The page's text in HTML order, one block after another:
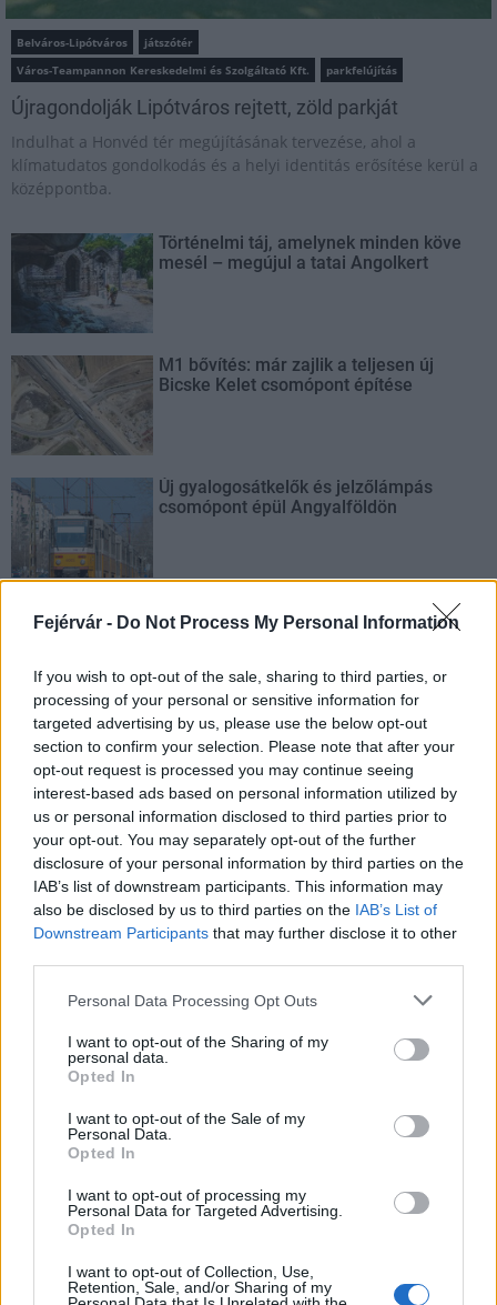
Fejérvár - Do Not Process My Personal Information
If you wish to opt-out of the sale, sharing to third parties, or
processing of your personal or sensitive information for
targeted advertising by us, please use the below opt-out
section to confirm your selection. Please note that after your
opt-out request is processed you may continue seeing
interest-based ads based on personal information utilized by
us or personal information disclosed to third parties prior to
your opt-out. You may separately opt-out of the further
disclosure of your personal information by third parties on the
IAB’s list of downstream participants. This information may
also be disclosed by us to third parties on the IAB’s List of
Downstream Participants that may further disclose it to other
Please note that this website/app uses one or more Google
not limited to your visit or usage behaviour. You may click to
grant or deny consent to Google and its third-party tags to
use your data for below specified purposes in below Google
consent section.
Personal Data Processing Opt Outs
I want to opt-out of the Sharing of my
personal data.
Opted In
I want to opt-out of the Sale of my
Personal Data.
Opted In
I want to opt-out of processing my
Personal Data for Targeted Advertising.
Opted In
I want to opt-out of Collection, Use,
Retention, Sale, and/or Sharing of my
Belváros-Lipótváros
játszótér
Város-Teampannon Kereskedelmi és Szolgáltató Kft.
parkfelújítás
Újragondolják Lipótváros rejtett, zöld parkját
Indulhat a Honvéd tér megújításának tervezése, ahol a
klímatudatos gondolkodás és a helyi identitás erősítése kerül a
középpontba.
Történelmi táj, amelynek minden köve
mesél – megújul a tatai Angolkert
M1 bővítés: már zajlik a teljesen új
Bicske Kelet csomópont építése
Új gyalogosátkelők és jelzőlámpás
csomópont épül Angyalföldön
Hódmezővásárhely jó hírű református
AJÁNLJUK MÉG
Országos hírek
Megérkezett az eső a Duna vízgyűjtőjére